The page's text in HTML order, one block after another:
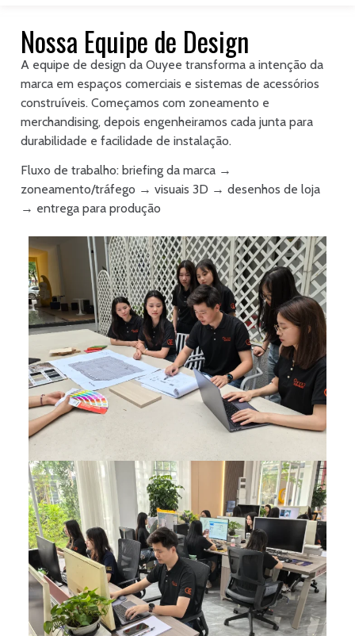
Nossa Equipe de Design
A equipe de design da Ouyee transforma a intenção da
marca em espaços comerciais e sistemas de acessórios
construíveis. Começamos com zoneamento e
merchandising, depois engenheiramos cada junta para
durabilidade e facilidade de instalação.
Fluxo de trabalho: briefing da marca →
zoneamento/tráfego → visuais 3D → desenhos de loja
→ entrega para produção